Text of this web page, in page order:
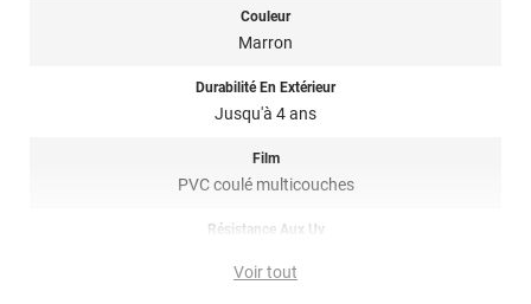
partiel coveringcomme des rétroviseurs par
exemple. Un doute ? N’hésitez pas à contacter notre équipe pour
HX20MMAB.
Couleur
Marron
Durabilité En Extérieur
Jusqu'à 4 ans
Film
PVC coulé multicouches
Résistance Aux Uv
Voir tout